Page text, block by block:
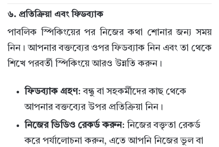
৬. প্রতিক্রিয়া এবং ফিডব্যাক
পাবলিক স্পিকিংয়ের পর নিজের কথা শোনার জন্য সময়
নিন। আপনার বক্তব্যের ওপর ফিডব্যাক নিন এবং তা থেকে
শিখে পরবর্তী স্পিকিংয়ে আরও উন্নতি করুন।
ফিডব্যাক গ্রহণ: বন্ধু বা সহকর্মীদের কাছ থেকে
আপনার বক্তব্যের উপর প্রতিক্রিয়া নিন।
নিজের ভিডিও রেকর্ড করুন: নিজের বক্তৃতা রেকর্ড
করে পর্যালোচনা করুন, এতে আপনি নিজের ভুল বা